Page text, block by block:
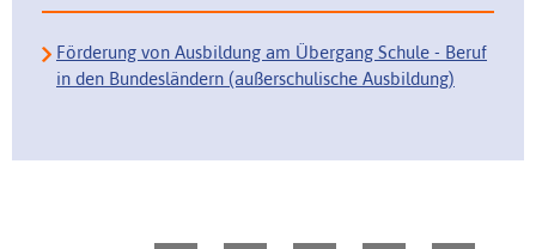
Förderung von Ausbildung am Übergang Schule - Beruf
in den Bundesländern (außerschulische Ausbildung)